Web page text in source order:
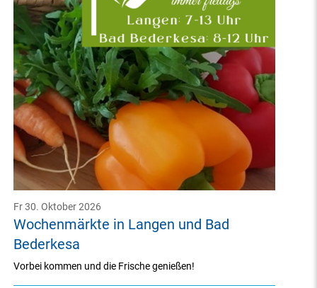
Wochenmärkte in Langen und Bad
Bederkesa
Fr 30. Oktober 2026
Vorbei kommen und die Frische genießen!